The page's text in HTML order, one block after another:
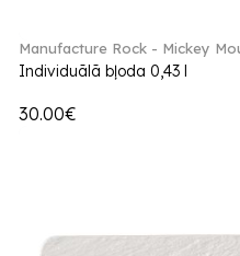
Manufacture Rock - Mickey
Individuālā bļoda 0,43 l
30.00€